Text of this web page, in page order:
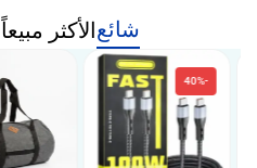
شائعالأكثر مبيعاً